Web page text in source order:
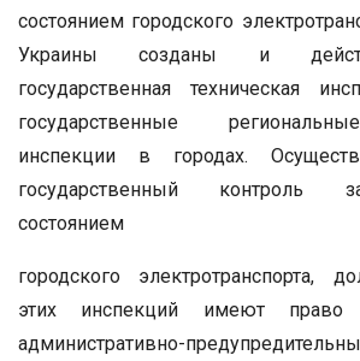
состоянием городского
Украины созданы и
государственная техническая
государственные
инспекции в городах.
государственный контроль
состоянием
городского электротранспорта,
этих инспекций имеют право
административно-